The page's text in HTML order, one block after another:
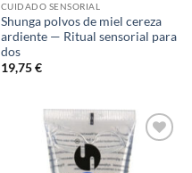
CUIDADO SENSORIAL
Shunga polvos de miel cereza
ardiente — Ritual sensorial para
dos
19,75€